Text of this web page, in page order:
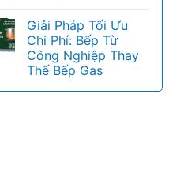
Giải Pháp Tối Ưu
Chi Phí: Bếp Từ
Công Nghiệp Thay
Thế Bếp Gas